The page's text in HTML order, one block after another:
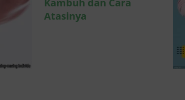
Kambuh dan Cara
Atasinya